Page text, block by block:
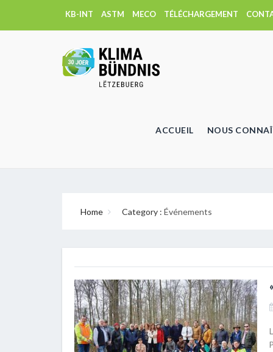
KB-INT ASTM MECO TÉLÉCHARGEMENT
ACCUEIL NOUS
Home Category : Événements